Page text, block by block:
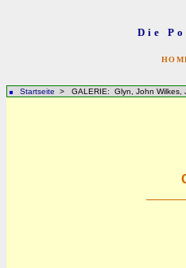
Die
Startseite > GALERIE: Glyn, John Wilkes,